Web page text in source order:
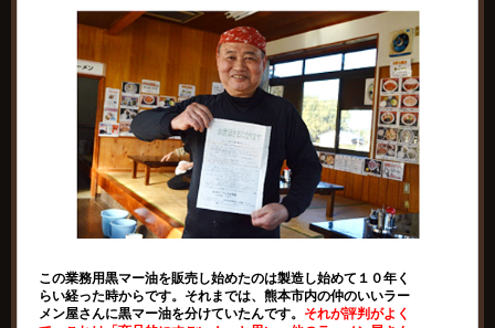
この業務用黒マー油を販売し始めたのは製造し始めて１０年く
らい経った時からです。それまでは、熊本市内の仲のいいラー
メン屋さんに黒マー油を分けていたんです。 それが評判がよく